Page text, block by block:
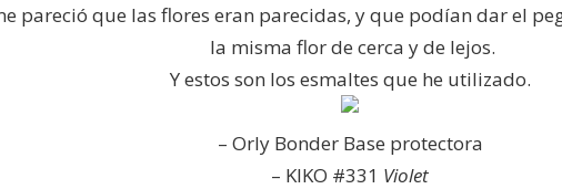
pareció que las flores eran parecidas, y que podían dar el
la misma flor de cerca y de lejos.
Y estos son los esmaltes que he utilizado.
– Orly Bonder Base protectora
– KIKO #331 Violet